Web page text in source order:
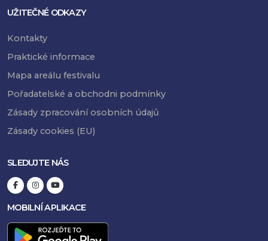
UŽITEČNÉ ODKAZY
Kontakty
Praktické informace
Mapa areálu festivalu
Pořadatelské a obchodni podmínky
Zásady zpracování osobních údajů
Zásady cookies (EU)
SLEDUJTE NÁS
MOBILNÍ APLIKACE